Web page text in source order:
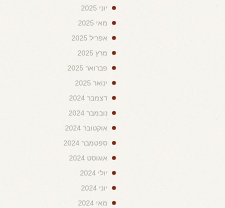
יוני 2025
מאי 2025
אפריל 2025
מרץ 2025
פברואר 2025
ינואר 2025
דצמבר 2024
נובמבר 2024
אוקטובר 2024
ספטמבר 2024
אוגוסט 2024
יולי 2024
יוני 2024
מאי 2024